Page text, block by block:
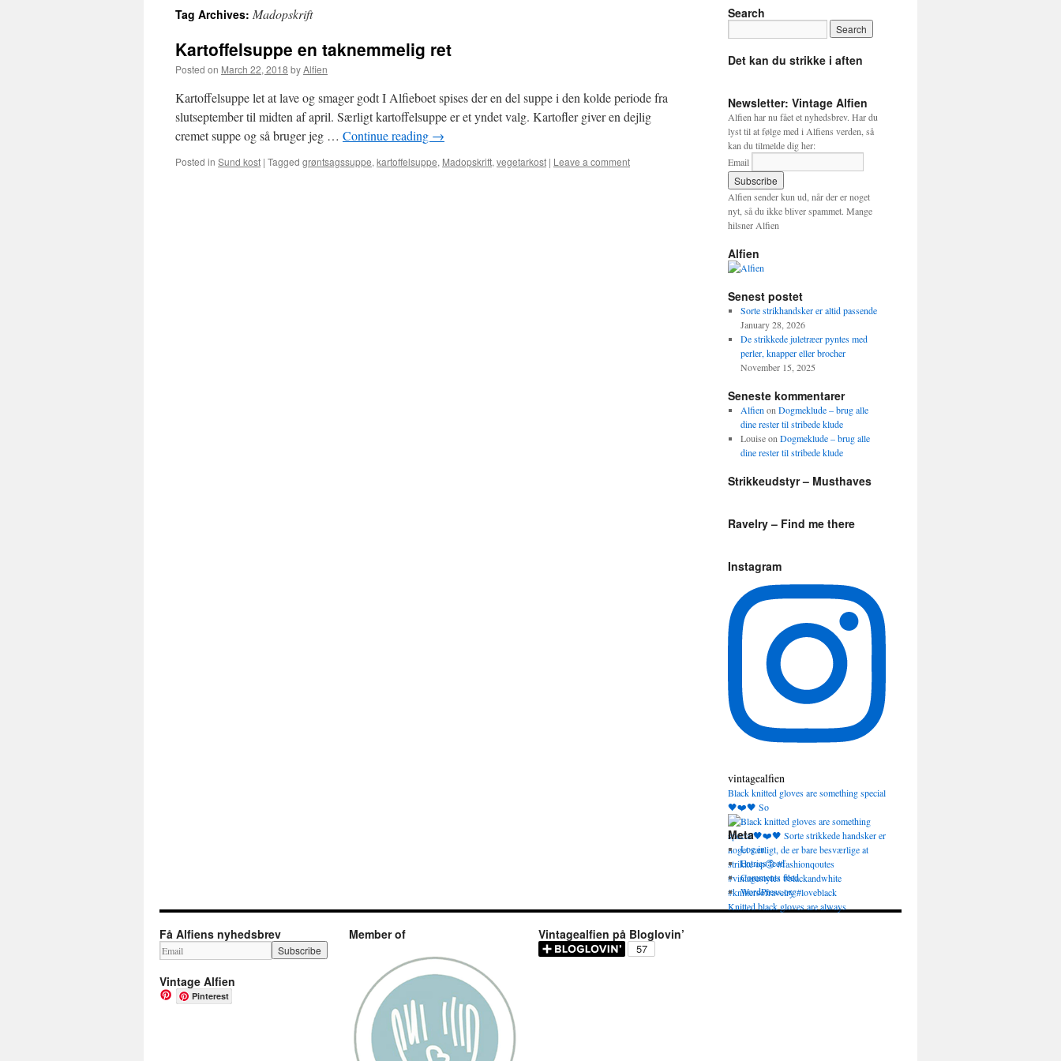
Tag Archives: Madopskrift
Kartoffelsuppe en taknemmelig ret
Posted on March 22, 2018 byAlfien
Kartoffelsuppe let at lave og smager godt I Alfieboet spises der en del suppe i den kolde periode fra
slutseptember til midten af april. Særligt kartoffelsuppe er et yndet valg. Kartofler giver en dejlig
cremet suppe og så bruger jeg … Continue reading →
Posted in Sund kost | Tagged grøntsagssuppe, kartoffelsuppe, Madopskrift, vegetarkost | Leave a comment
Search
Det kan du strikke i aften
Newsletter: Vintage Alfien
Alfien har nu fået et nyhedsbrev. Har du
lyst til at følge med i Alfiens verden, så
kan du tilmelde dig her:
Email
Alfien sender kun ud, når der er noget
nyt, så du ikke bliver spammet. Mange
hilsner Alfien
Alfien
Senest postet
Sorte strikhandsker er altid passende
January 28, 2026
De strikkede juletræer pyntes med
perler, knapper eller brocher
November 15, 2025
Seneste kommentarer
Alfien on Dogmeklude – brug alle
dine rester til stribede klude
Louiseon Dogmeklude – brug alle
dine rester til stribede klude
Strikkeudstyr – Musthaves
Ravelry – Find me there
Instagram
vintagealfien
Black knitted gloves are something special
🖤❤️🖤 So
Knitted black gloves are always
Meta
Log in
Entries feed
Comments feed
WordPress.org
Få Alfiens nyhedsbrev
Vintage Alfien
Pinterest
Member of Vintagealfien på Bloglovin’